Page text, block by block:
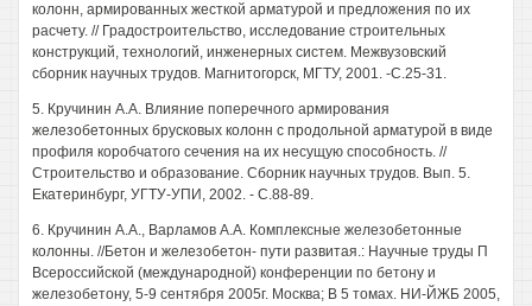
колонн, армированных жесткой арматурой и предложения по их
расчету. // Градостроительство, исследование строительных
конструкций, технологий, инженерных систем. Межвузовский
сборник научных трудов. Магнитогорск, МГТУ, 2001. -С.25-31.
5. Кручинин A.A. Влияние поперечного армирования
железобетонных брусковых колонн с продольной арматурой в виде
профиля коробчатого сечения на их несущую способность. //
Строительство и образование. Сборник научных трудов. Вып. 5.
Екатеринбург, УГТУ-УПИ, 2002. - С.88-89.
6. Кручинин A.A., Варламов A.A. Комплексные железобетонные
колонны. //Бетон и железобетон- пути развитая.: Научные труды П
Всероссийской (международной) конференции по бетону и
железобетону, 5-9 сентября 2005г. Москва; В 5 томах. НИ-ЙЖБ 2005,